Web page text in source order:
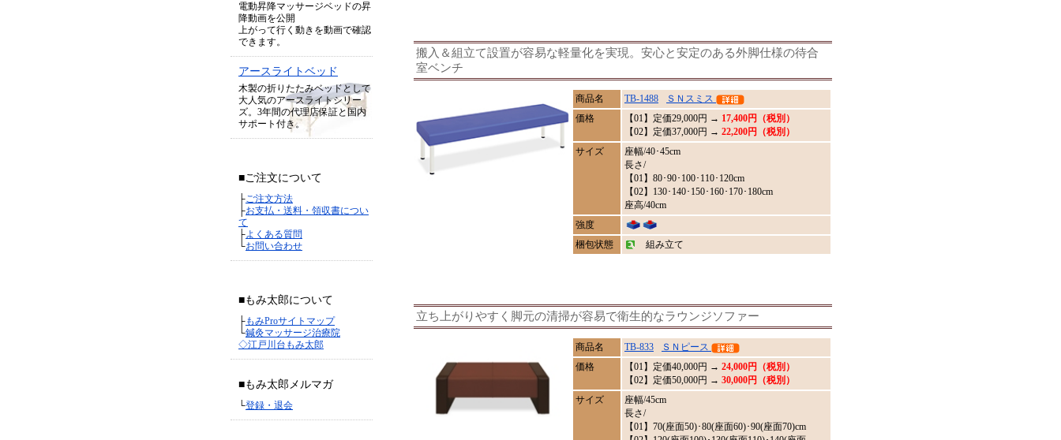
電動昇降マッサージベッドの昇
降動画を公開
上がって行く動きを動画で確認
できます。
アースライトベッド
木製の折りたたみベッドとして
大人気のアースライトシリー
ズ。3年間の代理店保証と国内
サポート付き。
■ご注文について
├ご注文方法
├お支払・送料・領収書につい
て
├よくある質問
└お問い合わせ
■もみ太郎について
├もみProサイトマップ
└鍼灸マッサージ治療院
◇江戸川台もみ太郎
■もみ太郎メルマガ
└登録・退会
搬入＆組立て設置が容易な軽量化を実現。安心と安定のある外脚仕様の待合
室ベンチ
商品名 TB-1488
ＳＮスミス
価格
【01】定価29,000円 → 17,400円（税別）
【02】定価37,000円 → 22,200円（税別）
サイズ
座幅/40･45cm
長さ/
【01】80･90･100･110･120cm
【02】130･140･150･160･170･180cm
座高/40cm
強度
梱包状態
組み立て
立ち上がりやすく脚元の清掃が容易で衛生的なラウンジソファー
商品名 TB-833
ＳＮピース
価格
【01】定価40,000円 → 24,000円（税別）
【02】定価50,000円 → 30,000円（税別）
サイズ
座幅/45cm
長さ/
【01】70(座面50)･80(座面60)･90(座面70)cm